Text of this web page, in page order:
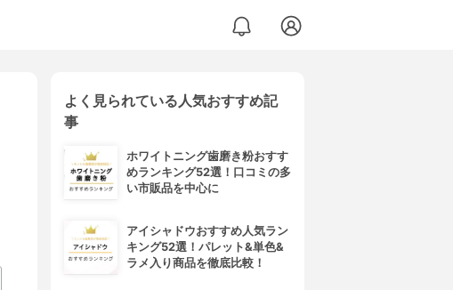
よく見られている人気おすすめ記
事
ホワイトニング歯磨き粉おすす
めランキング52選！口コミの多
い市販品を中心に
アイシャドウおすすめ人気ラン
キング52選！パレット&単色&
ラメ入り商品を徹底比較！